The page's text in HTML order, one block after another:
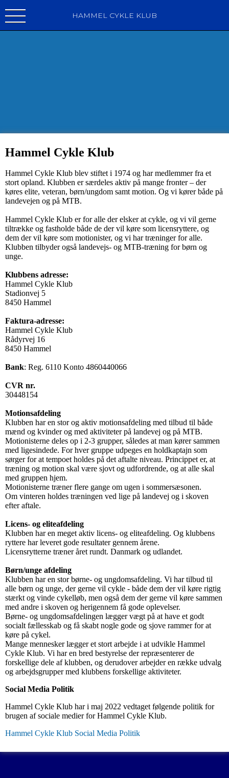
HAMMEL CYKLE KLUB
Hammel Cykle Klub
Hammel Cykle Klub blev stiftet i 1974 og har medlemmer fra et
stort opland. Klubben er særdeles aktiv på mange fronter – der
køres elite, veteran, børn/ungdom samt motion. Og vi kører både på
landevejen og på MTB.
Hammel Cykle Klub er for alle der elsker at cykle, og vi vil gerne
tiltrække og fastholde både de der vil køre som licensryttere, og
dem der vil køre som motionister, og vi har træninger for alle.
Klubben tilbyder også landevejs- og MTB-træning for børn og
unge.
Klubbens adresse:
Hammel Cykle Klub
Stadionvej 5
8450 Hammel
Faktura-adresse:
Hammel Cykle Klub
Rådyrvej 16
8450 Hammel
Bank: Reg. 6110 Konto 4860440066
CVR nr.
30448154
Motionsafdeling
Klubben har en stor og aktiv motionsafdeling med tilbud til både
mænd og kvinder og med aktiviteter på landevej og på MTB.
Motionisterne deles op i 2-3 grupper, således at man kører sammen
med ligesindede. For hver gruppe udpeges en holdkaptajn som
sørger for at tempoet holdes på det aftalte niveau. Princippet er, at
træning og motion skal være sjovt og udfordrende, og at alle skal
med gruppen hjem.
Motionisterne træner flere gange om ugen i sommersæsonen.
Om vinteren holdes træningen ved lige på landevej og i skoven
efter aftale.
Licens- og eliteafdeling
Klubben har en meget aktiv licens- og eliteafdeling. Og klubbens
ryttere har leveret gode resultater gennem årene.
Licensrytterne træner året rundt. Danmark og udlandet.
Børn/unge afdeling
Klubben har en stor børne- og ungdomsafdeling. Vi har tilbud til
alle børn og unge, der gerne vil cykle - både dem der vil køre rigtig
stærkt og vinde cykelløb, men også dem der gerne vil køre sammen
med andre i skoven og herigennem få gode oplevelser.
Børne- og ungdomsafdelingen lægger vægt på at have et godt
socialt fællesskab og få skabt nogle gode og sjove rammer for at
køre på cykel.
Mange mennesker lægger et stort arbejde i at udvikle Hammel
Cykle Klub. Vi har en bred bestyrelse der repræsenterer de
forskellige dele af klubben, og derudover arbejder en række udvalg
og arbejdsgrupper med klubbens forskellige aktiviteter.
Social Media Politik
Hammel Cykle Klub har i maj 2022 vedtaget følgende politik for
brugen af sociale medier for Hammel Cykle Klub.
Hammel Cykle Klub Social Media Politik